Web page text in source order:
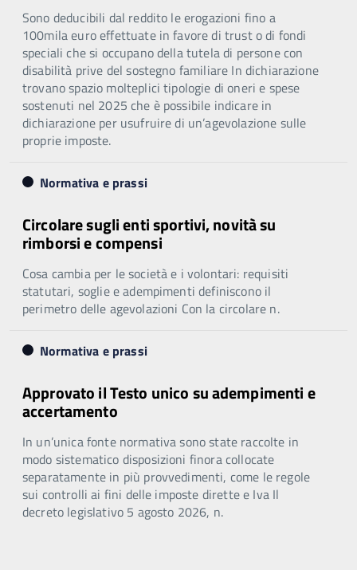
Sono deducibili dal reddito le erogazioni fino a
100mila euro effettuate in favore di trust o di fondi
speciali che si occupano della tutela di persone con
disabilità prive del sostegno familiare In dichiarazione
trovano spazio molteplici tipologie di oneri e spese
sostenuti nel 2025 che è possibile indicare in
dichiarazione per usufruire di un’agevolazione sulle
proprie imposte.
Normativa e prassi
Circolare sugli enti sportivi, novità su
rimborsi e compensi
Cosa cambia per le società e i volontari: requisiti
statutari, soglie e adempimenti definiscono il
perimetro delle agevolazioni Con la circolare n.
Normativa e prassi
Approvato il Testo unico su adempimenti e
accertamento
In un’unica fonte normativa sono state raccolte in
modo sistematico disposizioni finora collocate
separatamente in più provvedimenti, come le regole
sui controlli ai fini delle imposte dirette e Iva Il
decreto legislativo 5 agosto 2026, n.